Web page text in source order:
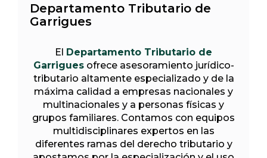
Departamento Tributario de
Garrigues
El Departamento Tributario de
Garriguesofrece asesoramiento jurídico-
tributario altamente especializado y de la
máxima calidad a empresas nacionales y
multinacionales y a personas físicas y
grupos familiares. Contamos con equipos
multidisciplinares expertos en las
diferentes ramas del derecho tributario y